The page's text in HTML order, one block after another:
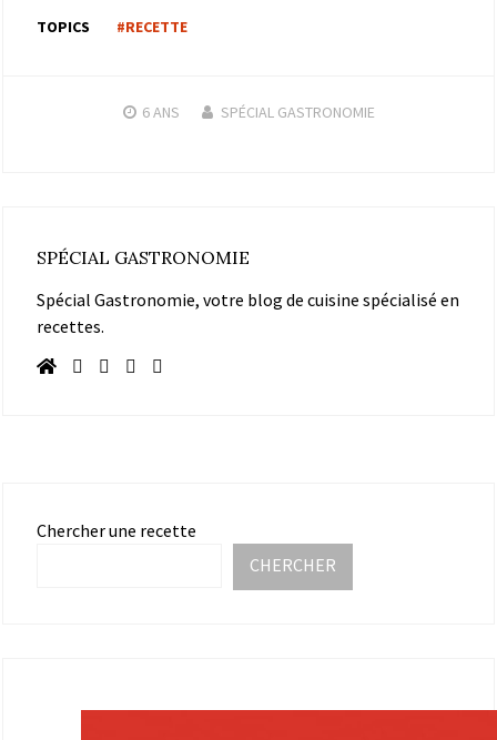
TOPICS #RECETTE
6 ANS SPÉCIAL GASTRONOMIE
SPÉCIAL GASTRONOMIE
Spécial Gastronomie, votre blog de cuisine spécialisé en
recettes.
Chercher une recette
CHERCHER